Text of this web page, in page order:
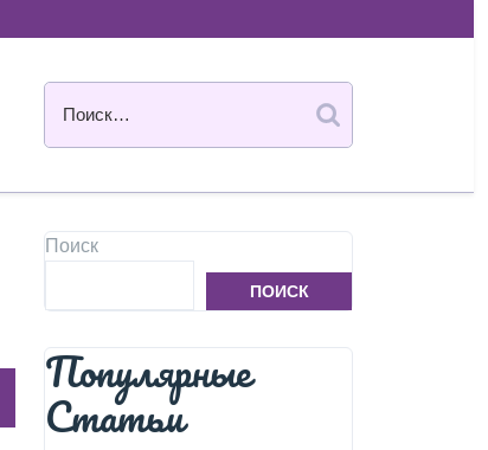
Поиск
ПОИСК
Популярные
Статьи